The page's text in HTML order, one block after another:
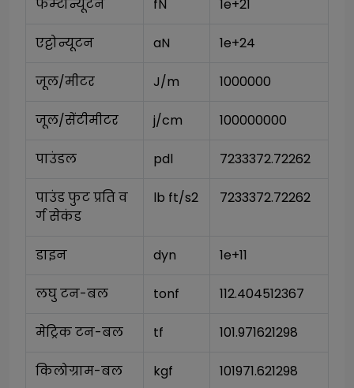
फेम्टोन्यूटन fN 1e+21
एट्टोन्यूटन aN 1e+24
जूल/मीटर J/m 1000000
जूल/सेंटीमीटर j/cm 100000000
पाउंडल pdl 7233372.72262
पाउंड फुट प्रति व
र्ग सेकंड
lb ft/s2 7233372.72262
डाइन dyn 1e+11
लघु टन-बल tonf 112.404512367
मेट्रिक टन-बल tf 101.971621298
किलोग्राम-बल kgf 101971.621298